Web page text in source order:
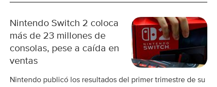
Nintendo Switch 2 coloca
más de 23 millones de
consolas, pese a caída en
ventas
Nintendo publicó los resultados del primer trimestre de su